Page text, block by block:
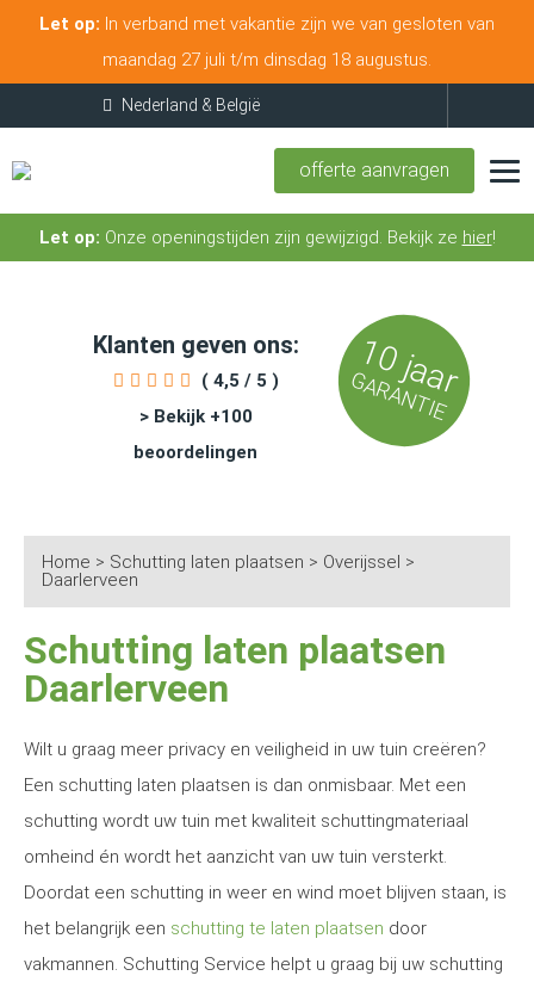
Let op: In verband met vakantie zijn we van gesloten van
maandag 27 juli t/m dinsdag 18 augustus.
offerte aanvragen
Let op: Onze openingstijden zijn gewijzigd. Bekijk ze hier!
Klanten geven ons:
( 4,5 / 5 )
> Bekijk +100
beoordelingen
10 jaar
GARANTIE
Home > Schutting laten plaatsen > Overijssel >
Daarlerveen
Schutting laten plaatsen
Daarlerveen
Wilt u graag meer privacy en veiligheid in uw tuin creëren?
Een schutting laten plaatsen is dan onmisbaar. Met een
schutting wordt uw tuin met kwaliteit schuttingmateriaal
omheind én wordt het aanzicht van uw tuin versterkt.
Doordat een schutting in weer en wind moet blijven staan, is
het belangrijk een schutting te laten plaatsen door
vakmannen. Schutting Service helpt u graag bij uw schutting